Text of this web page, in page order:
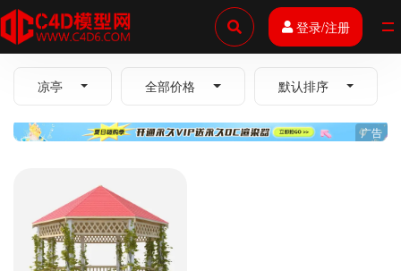
登录/注册
凉亭 全部价格 默认排序
广告
全部